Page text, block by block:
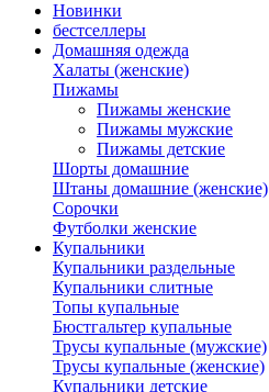
Новинки
бестселлеры
Домашняя одежда
Халаты (женские)
Пижамы
Пижамы женские
Пижамы мужские
Пижамы детские
Шорты домашние
Штаны домашние (женские)
Сорочки
Футболки женские
Купальники
Купальники раздельные
Купальники слитные
Топы купальные
Бюстгальтер купальные
Трусы купальные (мужские)
Трусы купальные (женские)
Купальники детские